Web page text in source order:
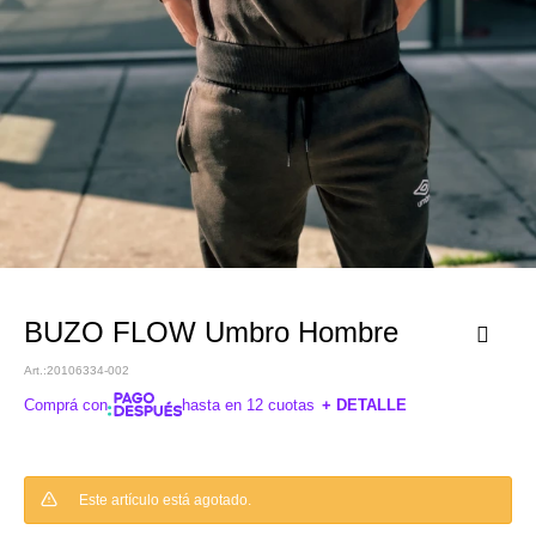
BUZO FLOW Umbro Hombre
20106334-002
Comprá con hasta en 12 cuotas + DETALLE
Este artículo está agotado.